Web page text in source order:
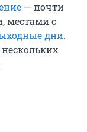
— почти
местами с
дни.